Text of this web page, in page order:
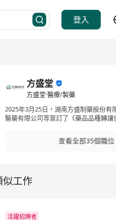
登入
方盛堂
方盛堂·醫療/製藥
2025年3月25日，湖南方盛制藥股份有
醫藥有限公司等簽訂了《藥品品種轉讓
計20個在香港衛生署註冊的藥品品種的
有限公司、趙國灝先生等簽訂《投資合
協議》《藥品品種轉讓協議》的相關約
藥有限公司就上述20個藥品品種轉讓重
查看全部35個職位
似工作
活躍招聘者